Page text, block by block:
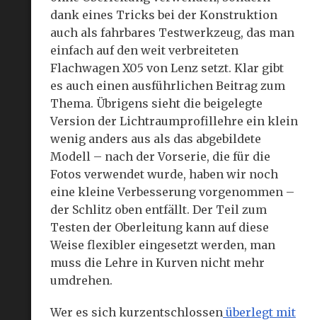
dank eines Tricks bei der Konstruktion
auch als fahrbares Testwerkzeug, das man
einfach auf den weit verbreiteten
Flachwagen X05 von Lenz setzt. Klar gibt
es auch einen ausführlichen Beitrag zum
Thema. Übrigens sieht die beigelegte
Version der Lichtraumprofillehre ein klein
wenig anders aus als das abgebildete
Modell – nach der Vorserie, die für die
Fotos verwendet wurde, haben wir noch
eine kleine Verbesserung vorgenommen –
der Schlitz oben entfällt. Der Teil zum
Testen der Oberleitung kann auf diese
Weise flexibler eingesetzt werden, man
muss die Lehre in Kurven nicht mehr
umdrehen.
Wer es sich kurzentschlossen überlegt mit